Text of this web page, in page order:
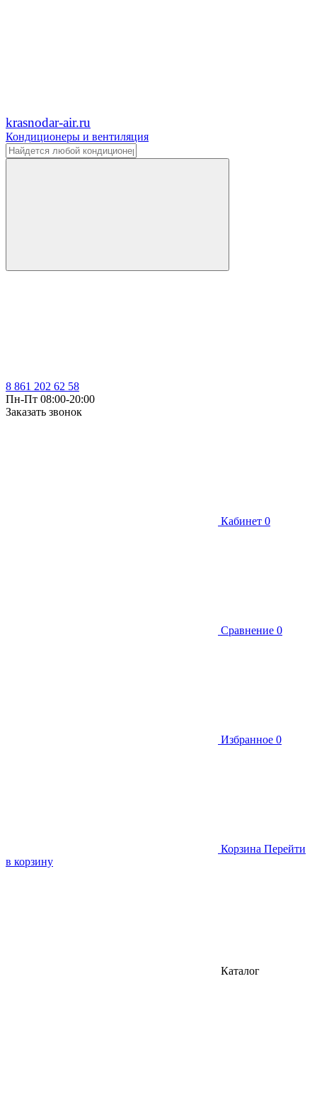
krasnodar-air.ru
Кондиционеры и вентиляция
8 861 202 62 58
Пн-Пт 08:00-20:00
Заказать звонок
Кабинет 0
Сравнение 0
Избранное 0
Корзина Перейти
в корзину
Каталог